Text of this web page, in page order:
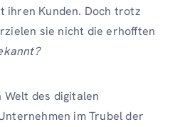
ihren Kunden. Doch trotz
sie nicht die erhofften
Welt des digitalen
im Trubel der